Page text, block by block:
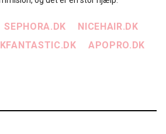
SEPHORA.DK
NICEHAIR.DK
APOPRO.DK